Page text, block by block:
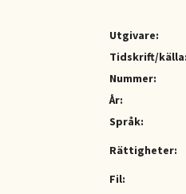
Utgivare:
Tidskrift/källa:
Nummer:
År:
Språk:
Rättigheter:
Fil: